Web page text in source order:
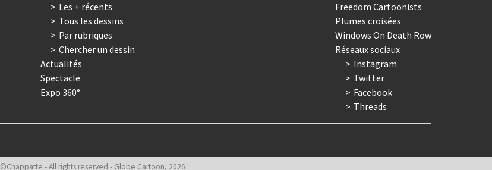
Les + récents
Tous les dessins
Par rubriques
Chercher un dessin
Actualités
Spectacle
Expo 360°
Freedom Cartoonists
Plumes croisées
Windows On Death Row
Réseaux sociaux
Instagram
Twitter
Facebook
Threads
©Chappatte - All rights reserved - Globe Cartoon, 2026